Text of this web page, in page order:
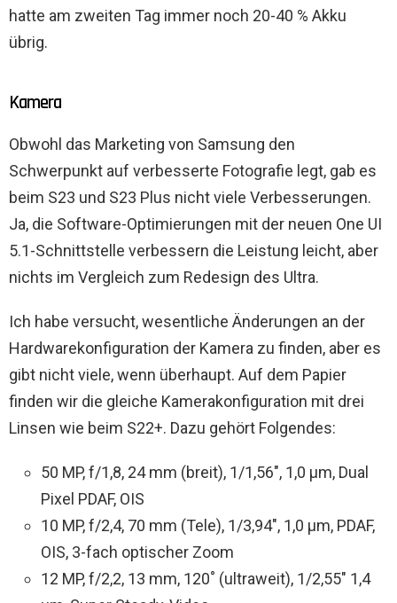
hatte am zweiten Tag immer noch 20-40 % Akku
übrig.
Kamera
Obwohl das Marketing von Samsung den
Schwerpunkt auf verbesserte Fotografie legt, gab es
beim S23 und S23 Plus nicht viele Verbesserungen.
Ja, die Software-Optimierungen mit der neuen One UI
5.1-Schnittstelle verbessern die Leistung leicht, aber
nichts im Vergleich zum Redesign des Ultra.
Ich habe versucht, wesentliche Änderungen an der
Hardwarekonfiguration der Kamera zu finden, aber es
gibt nicht viele, wenn überhaupt. Auf dem Papier
finden wir die gleiche Kamerakonfiguration mit drei
Linsen wie beim S22+. Dazu gehört Folgendes:
50 MP, f/1,8, 24 mm (breit), 1/1,56″, 1,0 µm, Dual
Pixel PDAF, OIS
10 MP, f/2,4, 70 mm (Tele), 1/3,94″, 1,0 µm, PDAF,
OIS, 3-fach optischer Zoom
12 MP, f/2,2, 13 mm, 120˚ (ultraweit), 1/2,55″ 1,4